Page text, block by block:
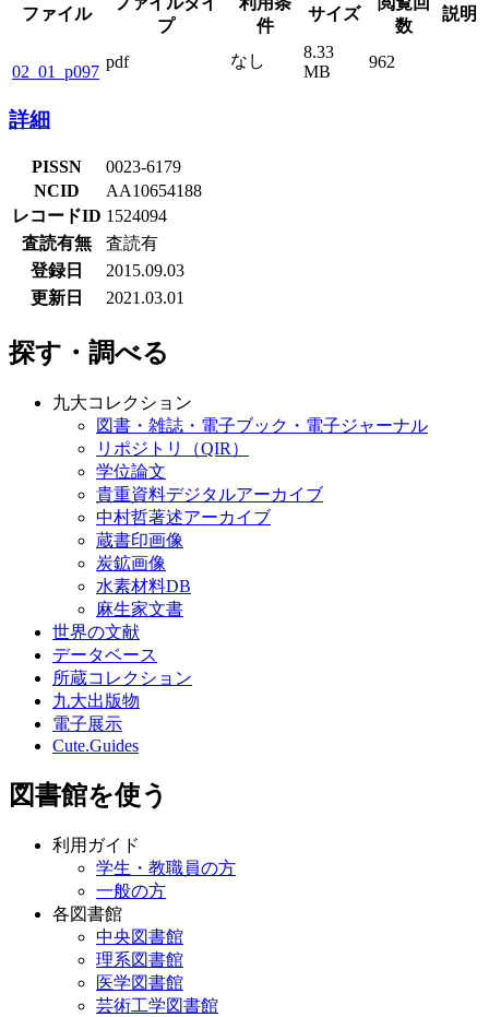
ファイル
プ
件
サイズ
数
説明
02_01_p097
pdf なし
8.33
MB
962
詳細
PISSN
0023-6179
NCID
AA10654188
レコードID 1524094
査読有無
査読有
登録日
2015.09.03
更新日
2021.03.01
探す・調べる
九大コレクション
図書・雑誌・電子ブック・電子ジャーナル
リポジトリ（QIR）
学位論文
貴重資料デジタルアーカイブ
中村哲著述アーカイブ
蔵書印画像
炭鉱画像
水素材料DB
麻生家文書
世界の文献
データベース
所蔵コレクション
九大出版物
電子展示
Cute.Guides
図書館を使う
利用ガイド
学生・教職員の方
一般の方
各図書館
中央図書館
理系図書館
医学図書館
芸術工学図書館